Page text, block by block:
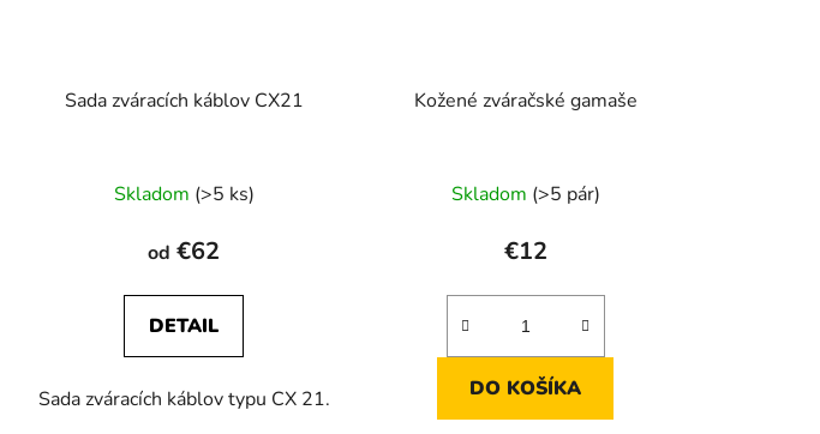
Sada zváracích káblov CX21
Skladom (>5 ks)
od €62
DETAIL
Sada zváracích káblov typu CX 21.
Kožené zváračské gamaše
Skladom (>5 pár)
€12
DO KOŠÍKA